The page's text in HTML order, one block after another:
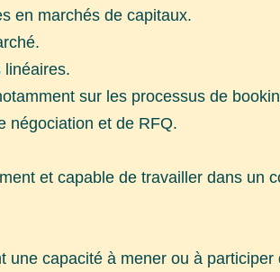
en marchés de capitaux.
linéaires.
sur les processus de
négociation et de RFQ.
et capable de travailler dans un
une capacité à mener ou à participer